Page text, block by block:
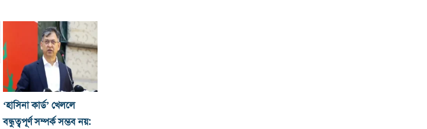
‘হাসিনা কার্ড’ খেললে
বন্ধুত্বপূর্ণ সম্পর্ক সম্ভব নয়: